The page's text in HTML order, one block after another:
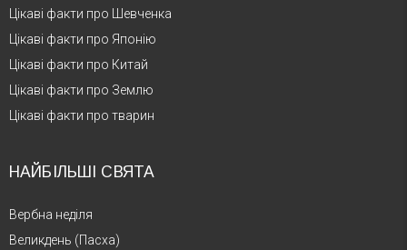
Цікаві факти про Шевченка
Цікаві факти про Японію
Цікаві факти про Китай
Цікаві факти про Землю
Цікаві факти про тварин
НАЙБІЛЬШІ СВЯТА
Вербна неділя
Великдень (Пасха)